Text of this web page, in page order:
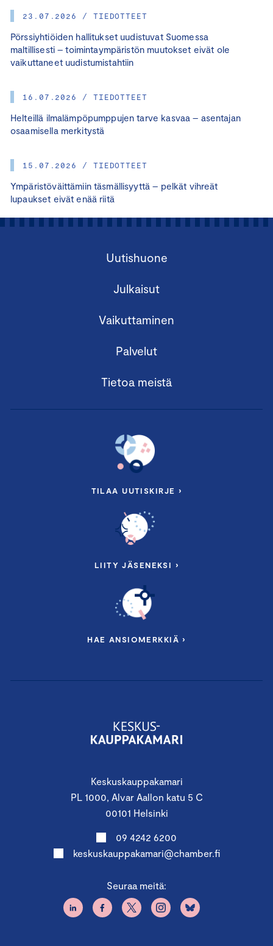
23.07.2026 / TIEDOTTEET
Pörssiyhtiöiden hallitukset uudistuvat Suomessa
maltillisesti – toimintaympäristön muutokset eivät ole
vaikuttaneet uudistumistahtiin
16.07.2026 / TIEDOTTEET
Helteillä ilmalämpöpumppujen tarve kasvaa – asentajan
osaamisella merkitystä
15.07.2026 / TIEDOTTEET
Ympäristöväittämiin täsmällisyyttä – pelkät vihreät
lupaukset eivät enää riitä
Keskuskauppakamari
PL 1000, Alvar Aallon katu 5 C
00101 Helsinki
09 4242 6200
keskuskauppakamari@chamber.fi
Seuraa meitä:
Uutishuone
Julkaisut
Vaikuttaminen
Palvelut
Tietoa meistä
TILAA UUTISKIRJE ›
LIITY JÄSENEKSI ›
HAE ANSIOMERKKIÄ ›